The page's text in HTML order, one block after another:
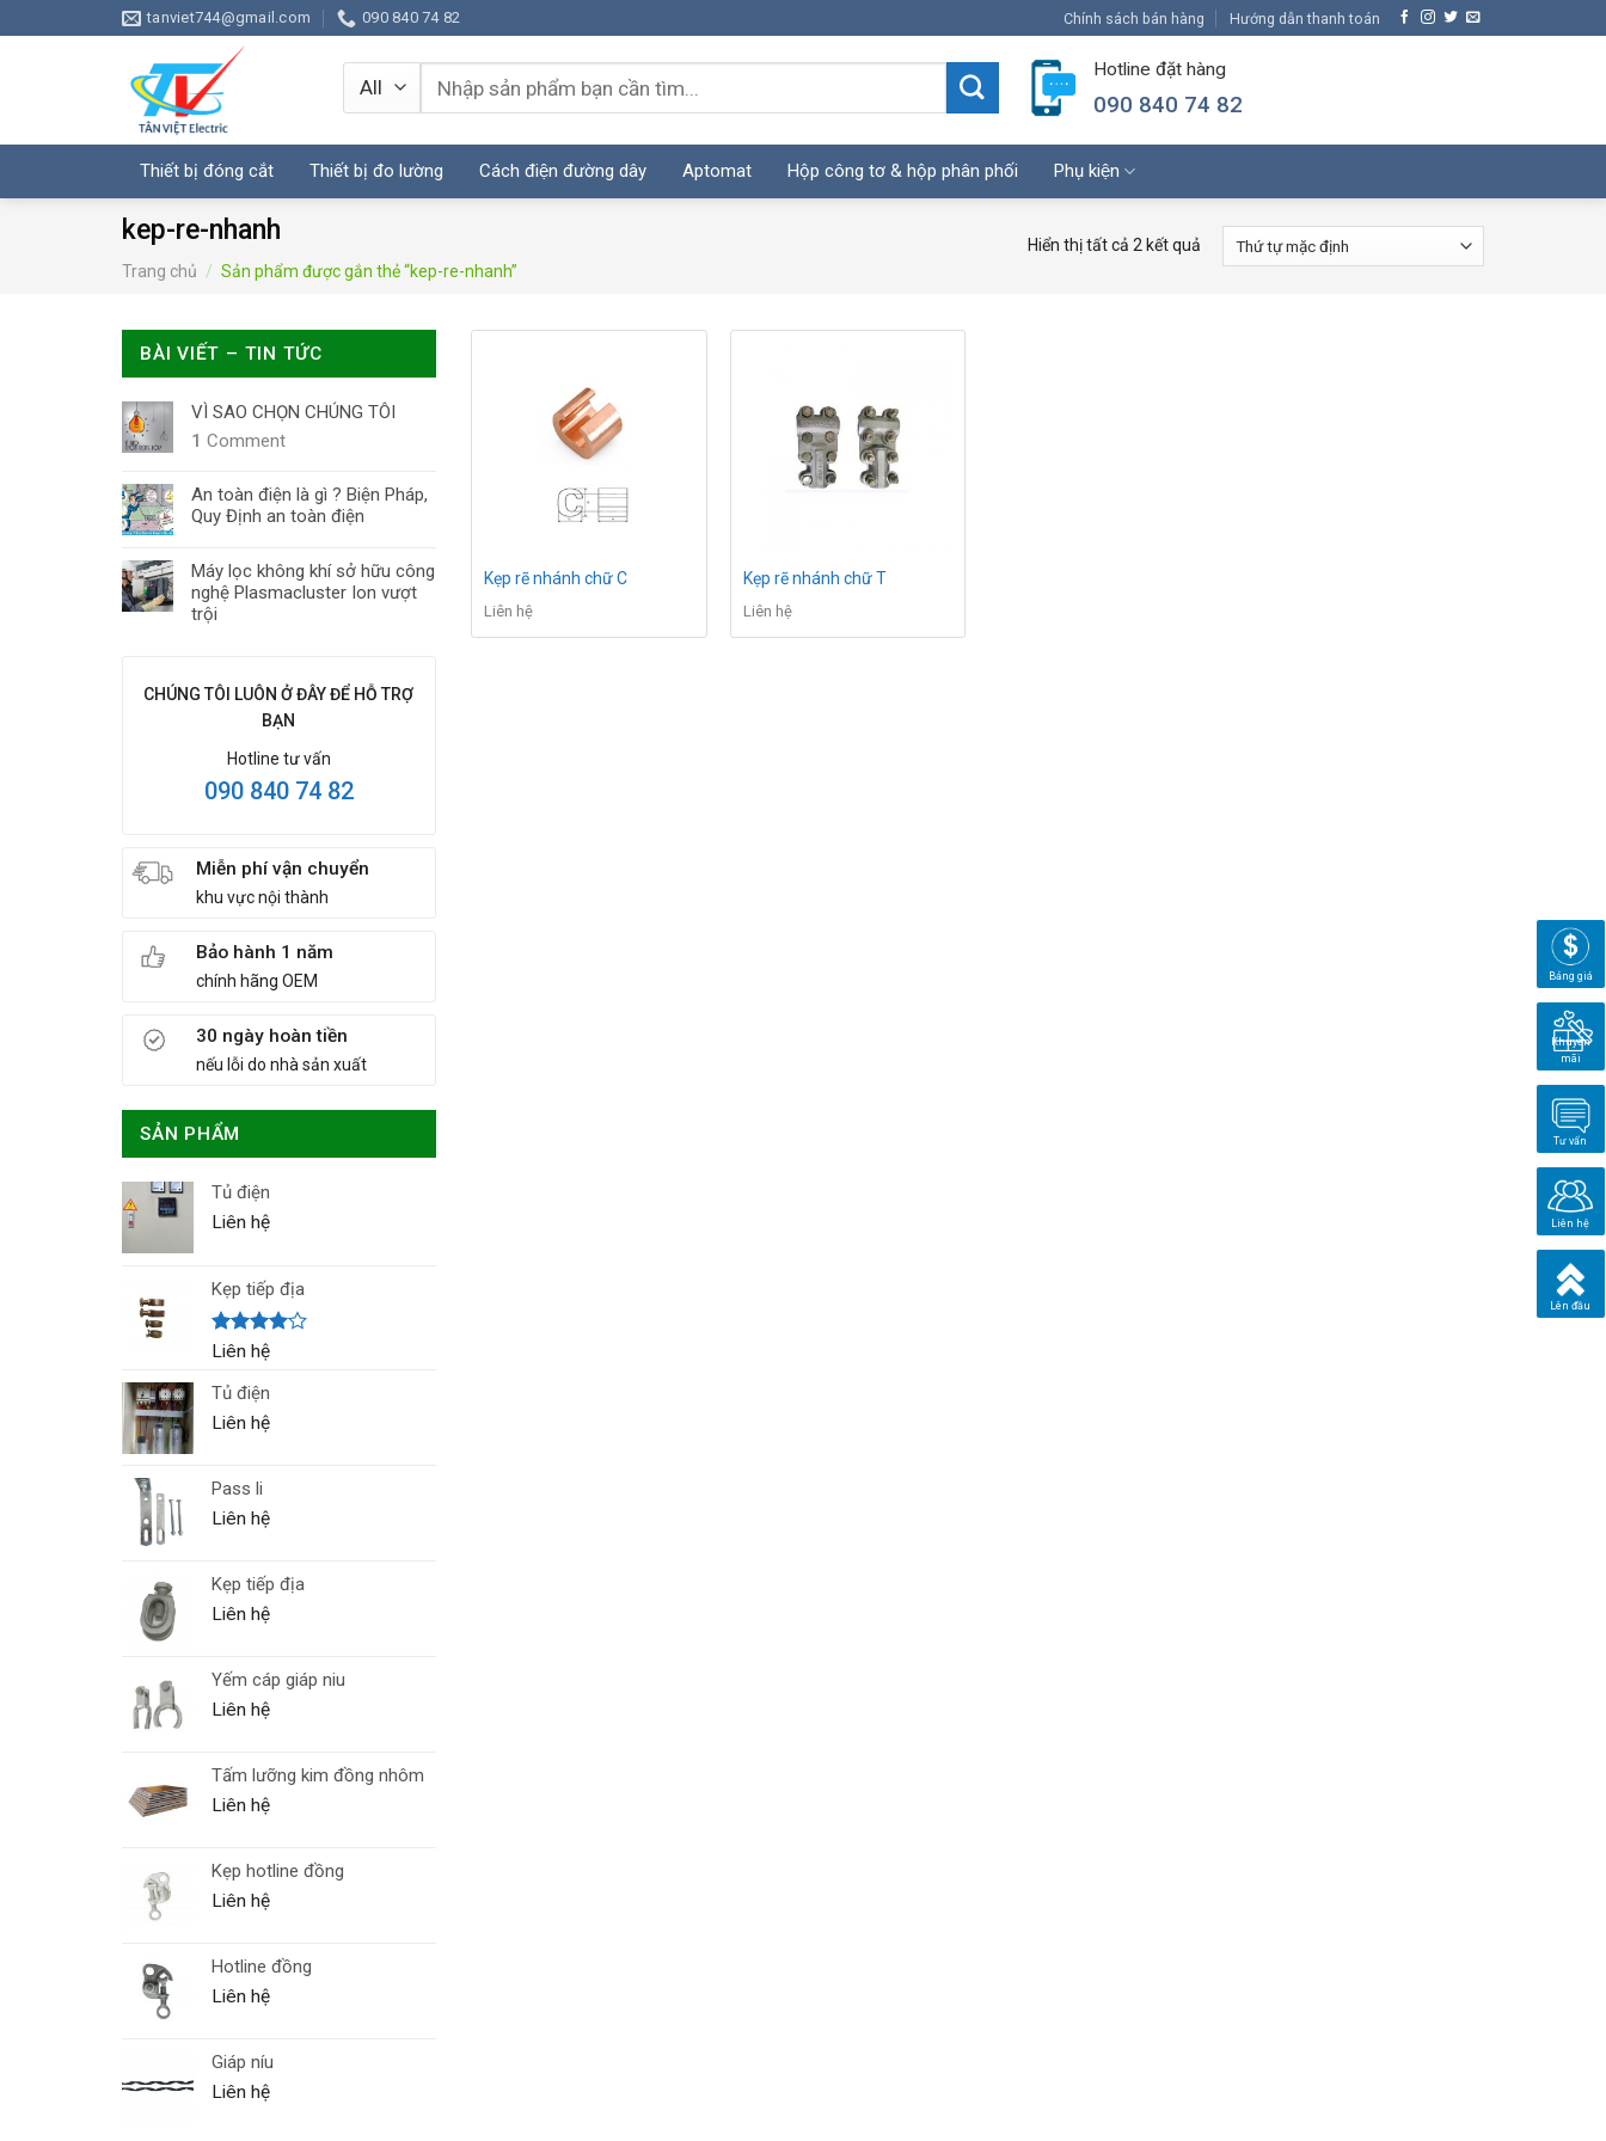
to
tanviet744@gmail.com 090 840 74 82 Chính sách bán hàng Hướng dẫn thanh toán
Tìm
kiếm:
Hotline đặt hàng
090 840 74 82
Thiết bị đóng cắt Thiết bị đo lường Cách điện đường dây Aptomat Hộp công tơ & hộp phân phối Phụ kiện
kep-re-nhanh
Trang chủ / Sản phẩm được gắn thẻ “kep-re-nhanh”
Hiển thị tất cả 2 kết quả
BÀI VIẾT – TIN TỨC
VÌ SAO CHỌN CHÚNG TÔI
1 Comment
An toàn điện là gì ? Biện Pháp,
Quy Định an toàn điện
Máy lọc không khí sở hữu công
nghệ Plasmacluster Ion vượt
trội
CHÚNG TÔI LUÔN Ở ĐÂY ĐỂ HỖ TRỢ
BẠN
Hotline tư vấn
090 840 74 82
Miễn phí vận chuyển
khu vực nội thành
Bảo hành 1 năm
chính hãng OEM
30 ngày hoàn tiền
nếu lỗi do nhà sản xuất
SẢN PHẨM
Tủ điện
Liên hệ
Kẹp tiếp địa
Được
4.005
Liên hệ
Tủ điện
Liên hệ
Pass li
Liên hệ
Kẹp tiếp địa
Liên hệ
Yếm cáp giáp niu
Liên hệ
Tấm lưỡng kim đồng nhôm
Liên hệ
Kẹp hotline đồng
Liên hệ
Hotline đồng
Liên hệ
Giáp níu
Liên hệ
Kẹp rẽ nhánh chữ C
Liên hệ
Kẹp rẽ nhánh chữ T
Liên hệ
Bảng giá
Khuyến
mãi
Tư vấn
Liên hệ
Lên đầu